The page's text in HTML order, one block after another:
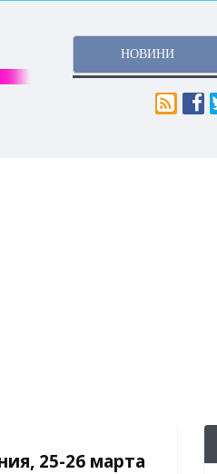
НОВИНИ
25-26 марта